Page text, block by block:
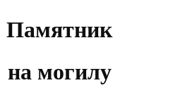
Памятник
на могилу